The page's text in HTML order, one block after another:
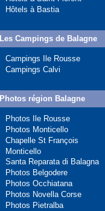
Hôtels à Bastia
Les Campings de Balagne
Campings Ile Rousse
Campings Calvi
Photos région Balagne
Photos Ile Rousse
Photos Monticello
Chapelle St François
Monticello
Santa Reparata di Balagna
Photos Belgodere
Photos Occhiatana
Photos Novella Corse
Photos Pietralba